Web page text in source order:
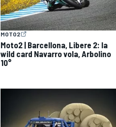
MOTO2
Moto2 | Barcellona, Libere 2: la
wild card Navarro vola, Arbolino
10°